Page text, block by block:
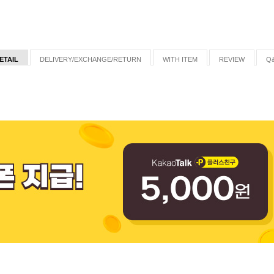
DELIVERY/EXCHANGE/RETURN WITH ITEM REVIEW